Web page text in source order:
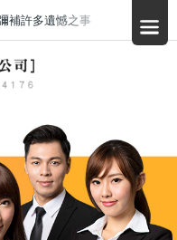
補許多遺憾之事